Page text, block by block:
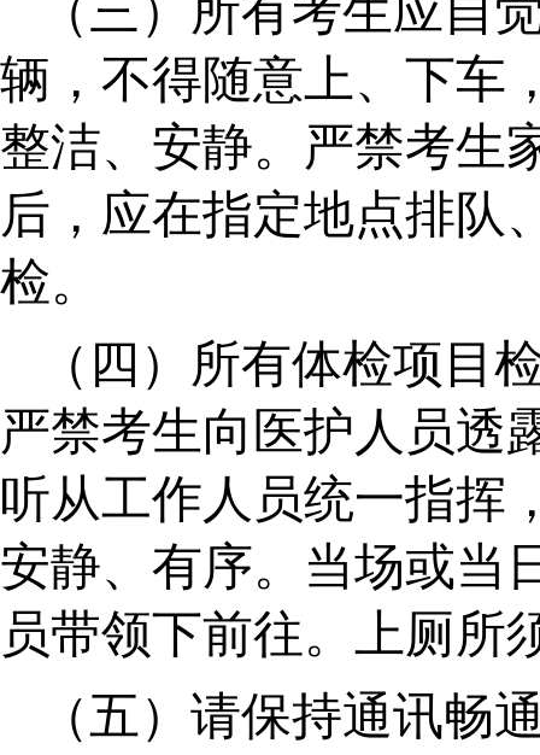
（三）所有考生应自
辆，不得随意上、下车
整洁、安静。严禁考生
后，应在指定地点排队
检。
（四）所有体检项目
严禁考生向医护人员透
听从工作人员统一指挥
安静、有序。当场或当
员带领下前往。上厕所
（五）请保持通讯畅